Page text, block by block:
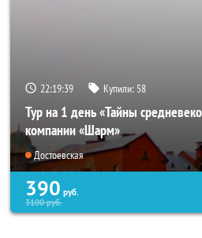
22:19:39 Купили: 58
Тур на 1 день «Тайны
компании «Шарм»
Достоевская
390 руб.
3100руб.